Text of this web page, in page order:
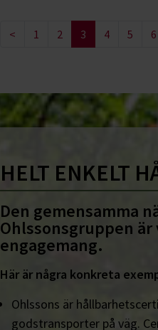
< 1 2 3 4 5 6
HELT ENKELT
Den gemensamma
Ohlssonsgruppen
engagemang.
Här är några konkreta
Ohlssons är
godstransporter på väg.